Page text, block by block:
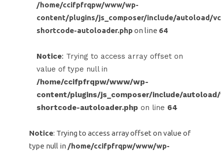
/home/ccifpfrqpw/www/wp-
content/plugins/js_composer/include/autoload/
shortcode-autoloader.phpon line 64
Notice: Trying to access array offset on
value of type null in
/home/ccifpfrqpw/www/wp-
content/plugins/js_composer/include/
shortcode-autoloader.php on line 64
Notice: Trying to access array offset on value of
type null in /home/ccifpfrqpw/www/wp-